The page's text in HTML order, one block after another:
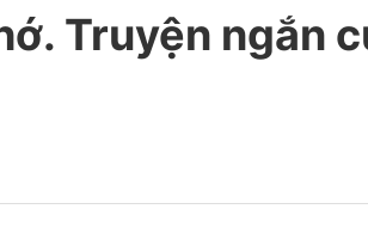
Truyện ngắn